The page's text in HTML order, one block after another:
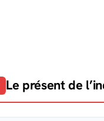
Le présent de